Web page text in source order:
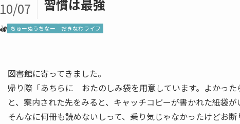
習慣は最強
10/07
ちゅーぬうちなー おきなわライフ
図書館に寄ってきました。
帰り際「あちらに おたのしみ袋を用意しています。よかった
と、案内された先をみると、キャッチコピーが書かれた紙袋
そんなに何冊も読めないしって、乗り気じゃなかったけどお